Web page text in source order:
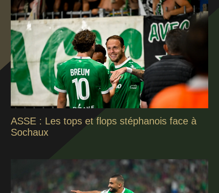
ASSE : Les tops et flops stéphanois face à
Sochaux